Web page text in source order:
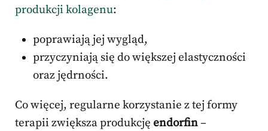
produkcji kolagenu:
poprawiają jej wygląd,
przyczyniają się do większej elastyczności
oraz jędrności.
Co więcej, regularne korzystanie z tej formy
terapii zwiększa produkcję endorfin–